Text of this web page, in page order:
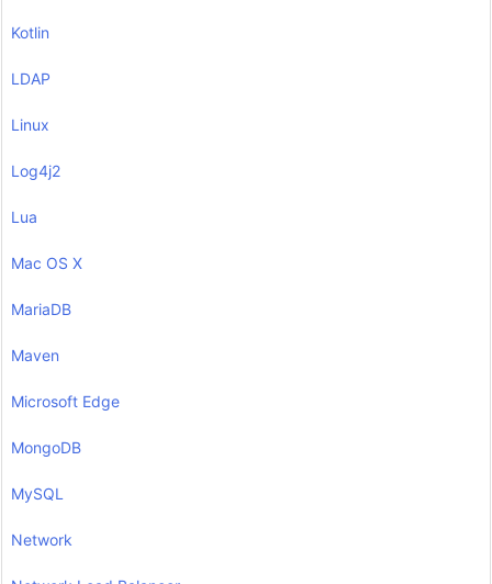
Kotlin
LDAP
Linux
Log4j2
Lua
Mac OS X
MariaDB
Maven
Microsoft Edge
MongoDB
MySQL
Network